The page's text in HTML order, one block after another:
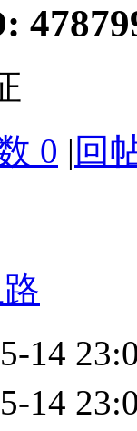
0 | 回
14
14